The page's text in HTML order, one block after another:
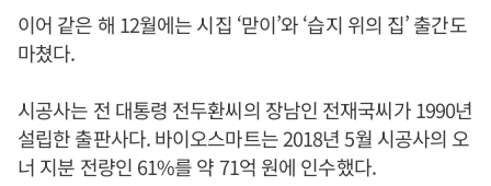
이어 같은 해 12월에는 시집 ‘맏이’와 ‘습지 위의 집’ 출간도
마쳤다.
시공사는 전 대통령 전두환씨의 장남인 전재국씨가 1990년
설립한 출판사다. 바이오스마트는 2018년 5월 시공사의 오
너 지분 전량인 61%를 약 71억 원에 인수했다.